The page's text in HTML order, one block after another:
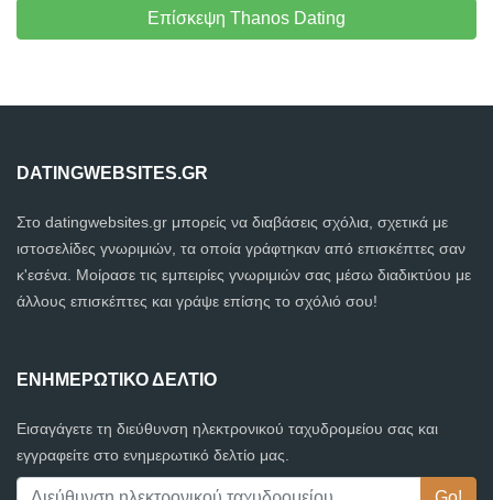
Επίσκεψη Thanos Dating
DATINGWEBSITES.GR
Στο datingwebsites.gr μπορείς να διαβάσεις σχόλια, σχετικά με
ιστοσελίδες γνωριμιών, τα οποία γράφτηκαν από επισκέπτες σαν
κ'εσένα. Μοίρασε τις εμπειρίες γνωριμιών σας μέσω διαδικτύου με
άλλους επισκέπτες και γράψε επίσης το σχόλιό σου!
ΕΝΗΜΕΡΩΤΙΚΌ ΔΕΛΤΊΟ
Εισαγάγετε τη διεύθυνση ηλεκτρονικού ταχυδρομείου σας και
εγγραφείτε στο ενημερωτικό δελτίο μας.